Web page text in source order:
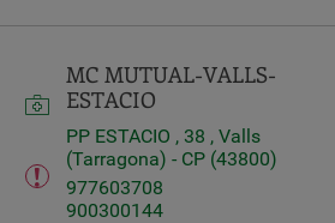
MC MUTUAL-VALLS-
ESTACIO
PP ESTACIO , 38 , Valls
(Tarragona) - CP (43800)
977603708
900300144